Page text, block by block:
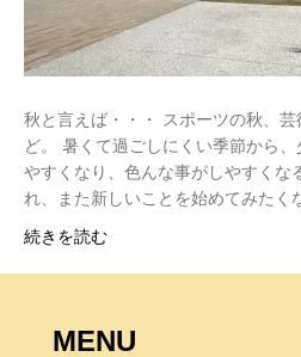
秋と言えば・・・ スポーツの秋、
ど。 暑くて過ごしにくい季節から
やすくなり、色んな事がしやすくな
れ、また新しいことを始めてみた
続きを読む
MENU